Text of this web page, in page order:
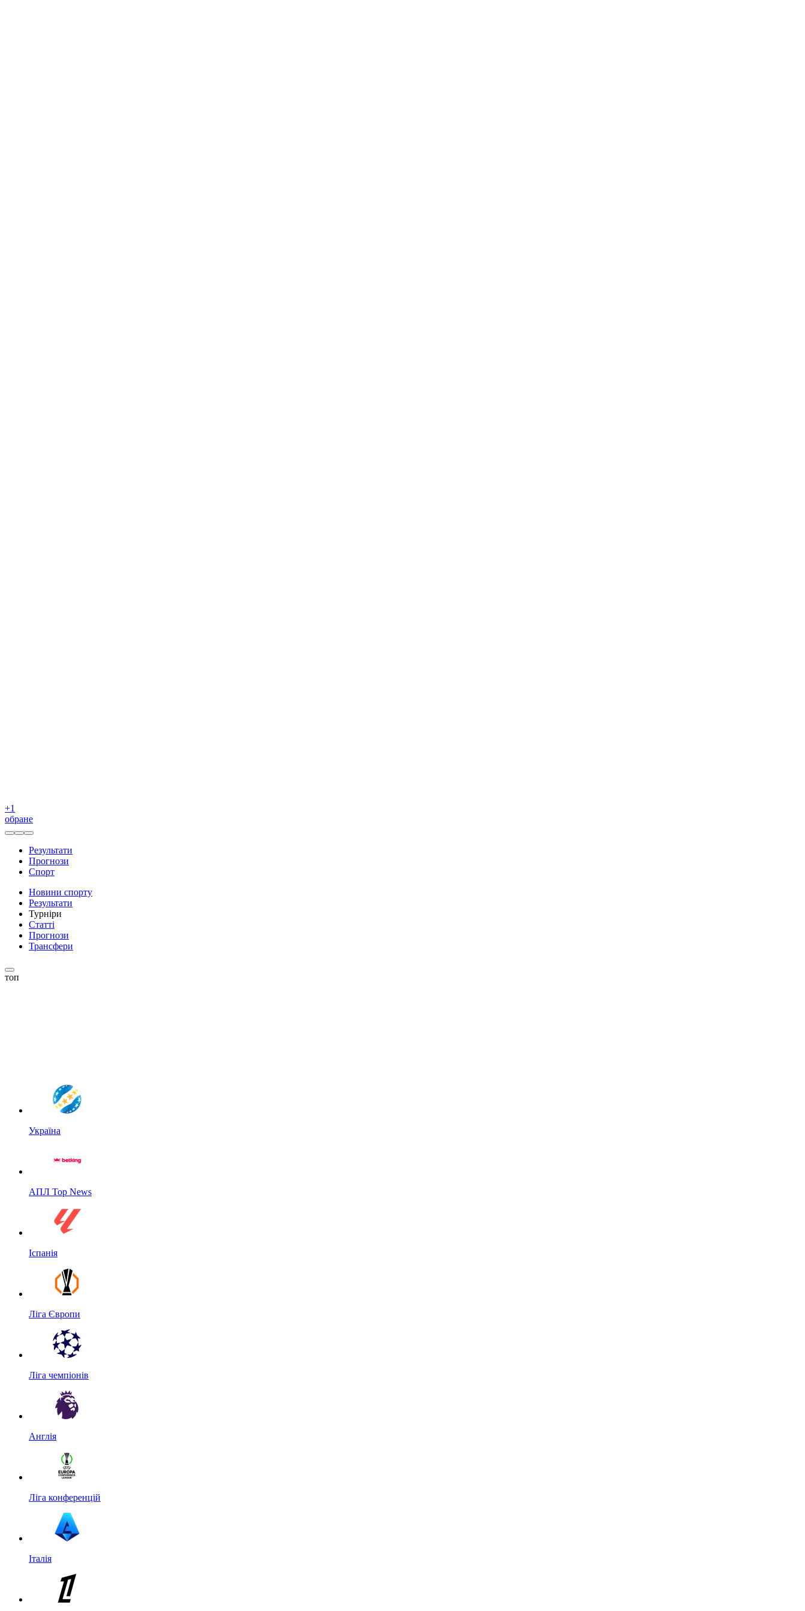
+1
обране
Результати
Прогнози
Спорт
Новини спорту
Результати
Турніри
Статті
Прогнози
Трансфери
топ
Україна
АПЛ Top News
Іспанія
Ліга Європи
Ліга чемпіонів
Англія
Ліга конференцій
Італія